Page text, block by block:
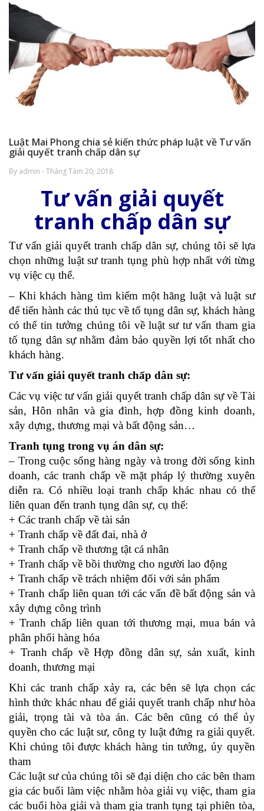
Luật Mai Phong chia sẻ kiến thức pháp luật về Tư vấn
giải quyết tranh chấp dân sự
By admin - Tháng Tám 20, 2018
Tư vấn giải quyết
tranh chấp dân sự
Tư vấn giải quyết tranh chấp dân sự, chúng tôi sẽ lựa
chọn những luật sư tranh tụng phù hợp nhất với từng
vụ việc cụ thể.
– Khi khách hàng tìm kiếm một hãng luật và luật sư
để tiến hành các thủ tục về tố tụng dân sự, khách hàng
có thể tin tưởng chúng tôi về luật sư tư vấn tham gia
tố tụng dân sự nhằm đảm bảo quyền lợi tốt nhất cho
khách hàng.
Tư vấn giải quyết tranh chấp dân sự:
Các vụ việc tư vấn giải quyết tranh chấp dân sự về Tài
sản, Hôn nhân và gia đình, hợp đồng kinh doanh,
xây dựng, thương mại và bất động sản…
Tranh tụng trong vụ án dân sự:
– Trong cuộc sống hàng ngày và trong đời sống kinh
doanh, các tranh chấp về mặt pháp lý thường xuyên
diễn ra. Có nhiều loại tranh chấp khác nhau có thể
liên quan đến tranh tụng dân sự, cụ thể:
+ Các tranh chấp về tài sản
+ Tranh chấp về đất đai, nhà ở
+ Tranh chấp về thương tật cá nhân
+ Tranh chấp về bồi thường cho người lao động
+ Tranh chấp về trách nhiệm đối với sản phẩm
+ Tranh chấp liên quan tới các vấn đề bất động sản và
xây dựng công trình
+ Tranh chấp liên quan tới thương mại, mua bán và
phân phối hàng hóa
+ Tranh chấp về Hợp đồng dân sự, sản xuất, kinh
doanh, thương mại
Khi các tranh chấp xảy ra, các bên sẽ lựa chọn các
hình thức khác nhau để giải quyết tranh chấp như hòa
giải, trọng tài và tòa án. Các bên cũng có thể ủy
quyền cho các luật sư, công ty luật đứng ra giải quyết.
Khi chúng tôi được khách hàng tin tưởng, ủy quyền
tham
Các luật sư của chúng tôi sẽ đại diện cho các bên tham
gia các buổi làm việc nhằm hòa giải vụ việc, tham gia
các buổi hòa giải và tham gia tranh tụng tại phiên tòa,